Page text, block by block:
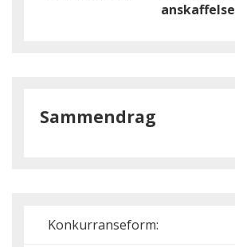
anskaffelse
Sammendrag
Konkurranseform: